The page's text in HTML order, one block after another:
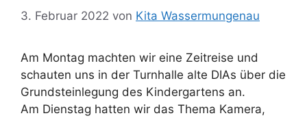
3. Februar 2022 von Kita Wassermungenau
Am Montag machten wir eine Zeitreise und
schauten uns in der Turnhalle alte DIAs über die
Grundsteinlegung des Kindergartens an.
Am Dienstag hatten wir das Thema Kamera,